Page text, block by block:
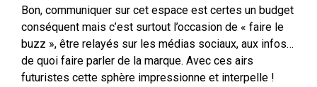
Bon, communiquer sur cet espace est certes un budget
conséquent mais c’est surtout l’occasion de « faire le
buzz », être relayés sur les médias sociaux, aux infos…
de quoi faire parler de la marque. Avec ces airs
futuristes cette sphère impressionne et interpelle !